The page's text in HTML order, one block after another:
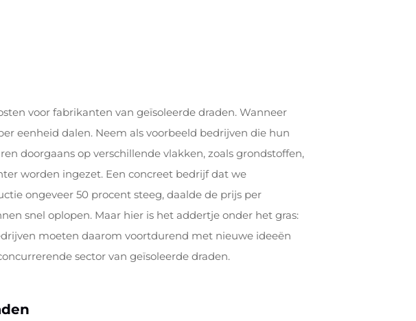
voor fabrikanten van geïsoleerde draden. Wanneer
eenheid dalen. Neem als voorbeeld bedrijven die hun
doorgaans op verschillende vlakken, zoals grondstoffen,
worden ingezet. Een concreet bedrijf dat we
ongeveer 50 procent steeg, daalde de prijs per
snel oplopen. Maar hier is het addertje onder het gras:
moeten daarom voortdurend met nieuwe ideeën
sector van geïsoleerde draden.